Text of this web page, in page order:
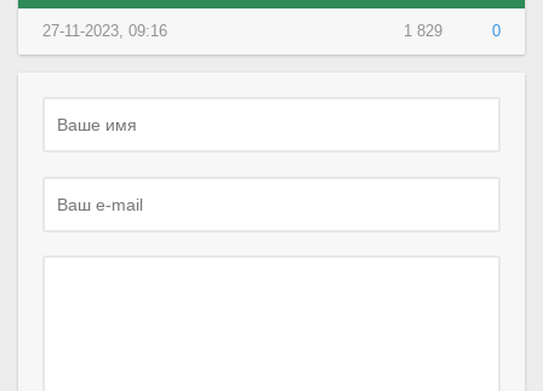
1 829 0
27-11-2023, 09:16